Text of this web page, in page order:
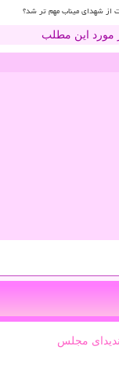
از شهدای میناب مهم تر شد؟
مورد این مطلب
مجلس